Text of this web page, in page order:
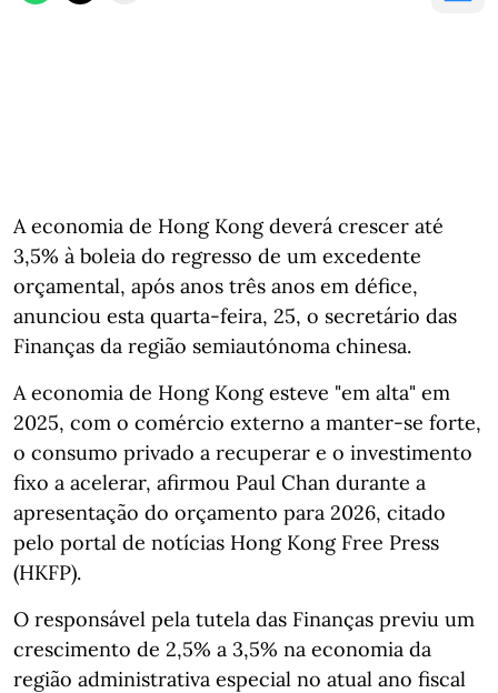
A economia de Hong Kong deverá crescer até
3,5% à boleia do regresso de um excedente
orçamental, após anos três anos em défice,
anunciou esta quarta-feira, 25, o secretário das
Finanças da região semiautónoma chinesa.
A economia de Hong Kong esteve "em alta" em
2025, com o comércio externo a manter-se forte,
o consumo privado a recuperar e o investimento
fixo a acelerar, afirmou Paul Chan durante a
apresentação do orçamento para 2026, citado
pelo portal de notícias Hong Kong Free Press
(HKFP).
O responsável pela tutela das Finanças previu um
crescimento de 2,5% a 3,5% na economia da
região administrativa especial no atual ano fiscal